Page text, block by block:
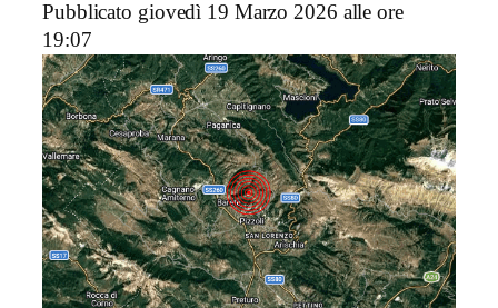
Pubblicato giovedì 19 Marzo 2026 alle ore
19:07